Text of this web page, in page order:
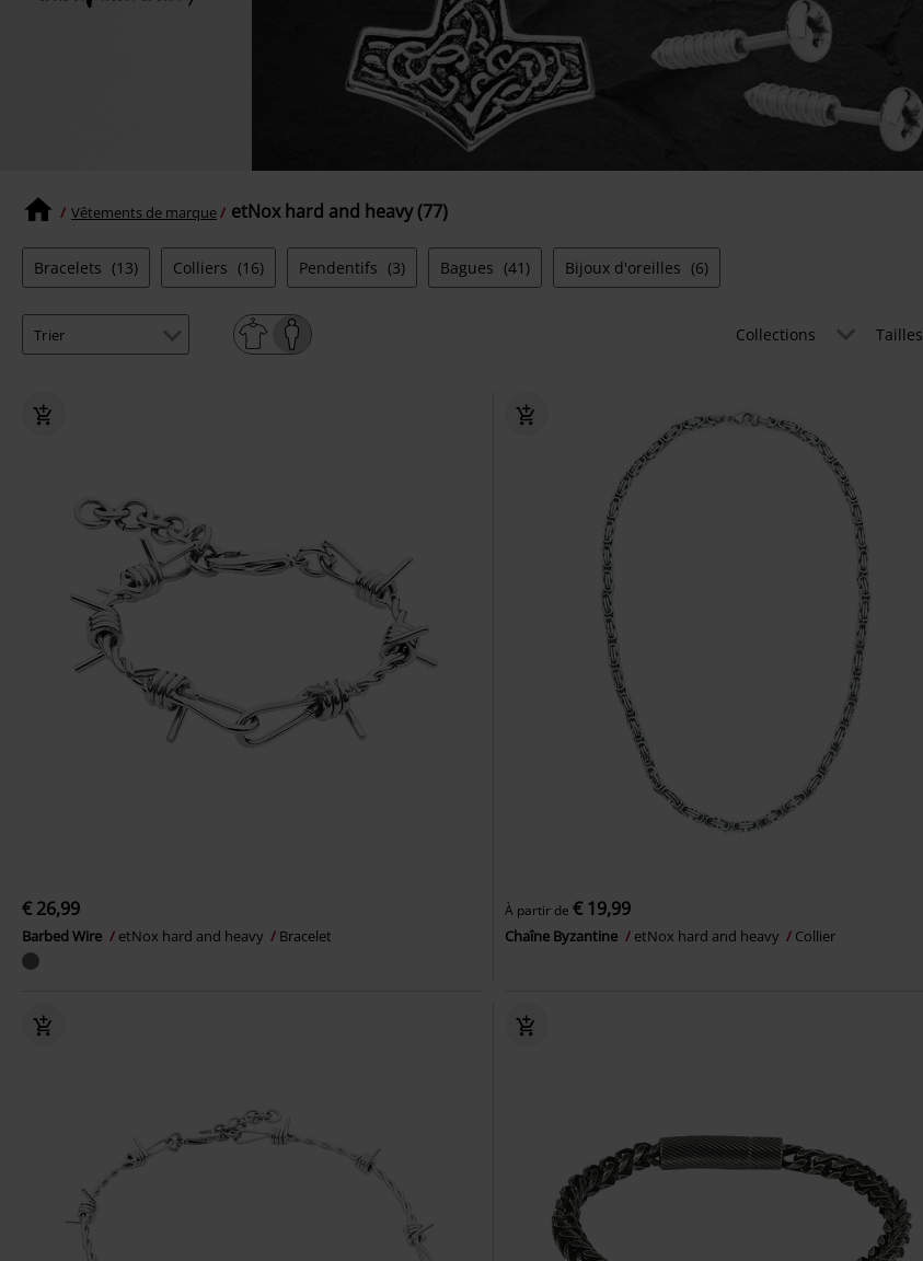
Vêtements de marque etNox hard and heavy (77)
Bracelets (13) Colliers (16) Pendentifs (3) Bagues (41) Bijoux d'oreilles (6)
Collections Tailles
€ 26,99
Barbed Wire etNox hard and heavy Bracelet
À partir de€ 19,99
Chaîne Byzantine etNox hard and heavy Collier